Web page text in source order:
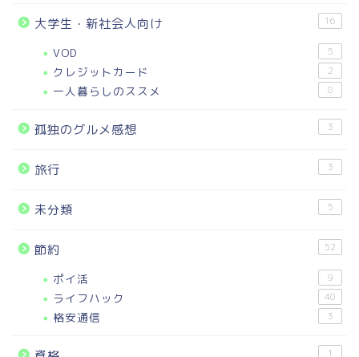
大学生・新社会人向け 16
VOD 5
クレジットカード 2
一人暮らしのススメ 8
孤独のグルメ感想 3
旅行 3
未分類 5
節約 52
ポイ活 9
ライフハック 40
格安通信 3
1